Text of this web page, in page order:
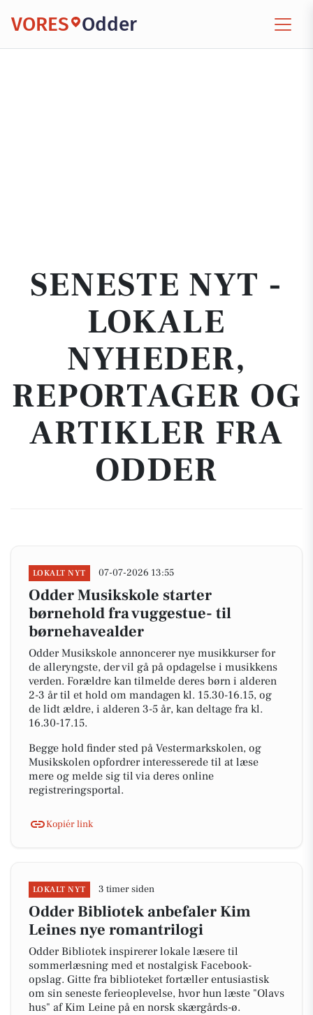
VORES Odder
SENESTE NYT -
LOKALE
NYHEDER,
REPORTAGER OG
ARTIKLER FRA
ODDER
LOKALT NYT 07-07-2026 13:55
Odder Musikskole starter
børnehold fra vuggestue- til
børnehavealder
Odder Musikskole annoncerer nye musikkurser for
de alleryngste, der vil gå på opdagelse i musikkens
verden. Forældre kan tilmelde deres børn i alderen
2-3 år til et hold om mandagen kl. 15.30-16.15, og
de lidt ældre, i alderen 3-5 år, kan deltage fra kl.
16.30-17.15.
Begge hold finder sted på Vestermarkskolen, og
Musikskolen opfordrer interesserede til at læse
mere og melde sig til via deres online
registreringsportal.
Kopiér link
LOKALT NYT 3 timer siden
Odder Bibliotek anbefaler Kim
Leines nye romantrilogi
Odder Bibliotek inspirerer lokale læsere til
sommerlæsning med et nostalgisk Facebook-
opslag. Gitte fra biblioteket fortæller entusiastisk
om sin seneste ferieoplevelse, hvor hun læste "Olavs
hus" af Kim Leine på en norsk skærgårds-ø.